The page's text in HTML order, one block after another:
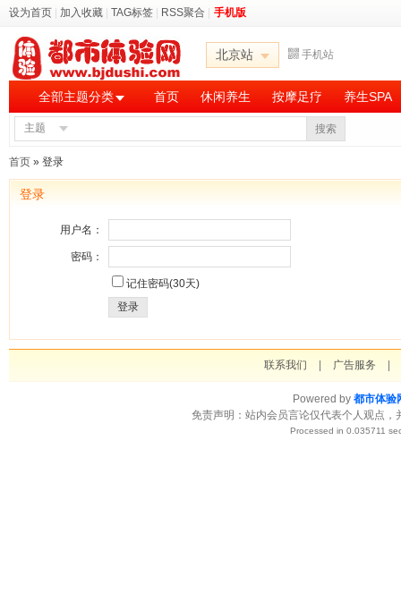
设为首页 加入收藏 TAG标签 RSS聚合 手机版
北京站 手机站
全部主题分类 首页 休闲养生 按摩足疗 养生SPA
主题 搜索
首页 » 登录
登录
用户名：
密码：
记住密码(30天)
登录
联系我们 广告服务
Powered by 都市体验
免责声明：站内会员言论仅代表个人观点
Processed in 0.035711